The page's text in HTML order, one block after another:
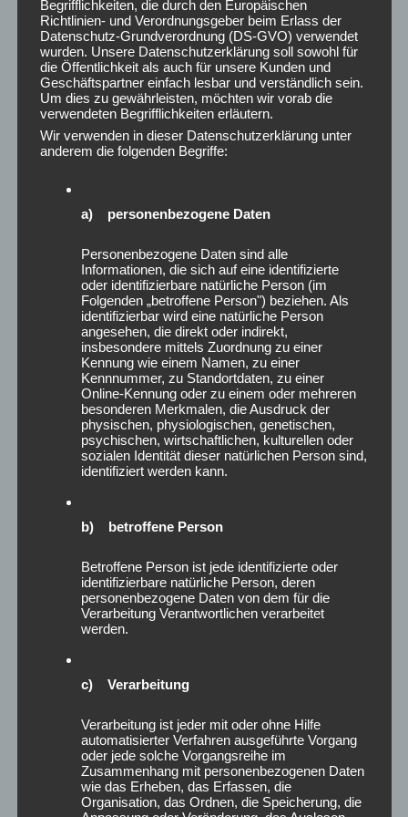
März 2026
Februar 2026
Januar 2026
Dezember 2025
November 2025
Oktober 2025
September 2025
Juli 2025
April 2025
März 2025
Februar 2025
Januar 2025
Dezember 2024
November 2024
Oktober 2024
September 2024
August 2024
Februar 2024
Januar 2024
Dezember 2023
November 2023
April 2023
Februar 2023
Januar 2023
Dezember 2022
Begrifflichkeiten, die durch den Europäischen
Richtlinien- und Verordnungsgeber beim Erlass der
Datenschutz-Grundverordnung (DS-GVO) verwendet
wurden. Unsere Datenschutzerklärung soll sowohl für
die Öffentlichkeit als auch für unsere Kunden und
Geschäftspartner einfach lesbar und verständlich sein.
Um dies zu gewährleisten, möchten wir vorab die
verwendeten Begrifflichkeiten erläutern.
Wir verwenden in dieser Datenschutzerklärung unter
anderem die folgenden Begriffe:
a) personenbezogene Daten
Personenbezogene Daten sind alle
Informationen, die sich auf eine identifizierte
oder identifizierbare natürliche Person (im
Folgenden „betroffene Person") beziehen. Als
identifizierbar wird eine natürliche Person
angesehen, die direkt oder indirekt,
insbesondere mittels Zuordnung zu einer
Kennung wie einem Namen, zu einer
Kennnummer, zu Standortdaten, zu einer
Online-Kennung oder zu einem oder mehreren
besonderen Merkmalen, die Ausdruck der
physischen, physiologischen, genetischen,
psychischen, wirtschaftlichen, kulturellen oder
sozialen Identität dieser natürlichen Person sind,
identifiziert werden kann.
b) betroffene Person
Betroffene Person ist jede identifizierte oder
identifizierbare natürliche Person, deren
personenbezogene Daten von dem für die
Verarbeitung Verantwortlichen verarbeitet
werden.
c) Verarbeitung
Verarbeitung ist jeder mit oder ohne Hilfe
automatisierter Verfahren ausgeführte Vorgang
oder jede solche Vorgangsreihe im
Zusammenhang mit personenbezogenen Daten
wie das Erheben, das Erfassen, die
Organisation, das Ordnen, die Speicherung, die